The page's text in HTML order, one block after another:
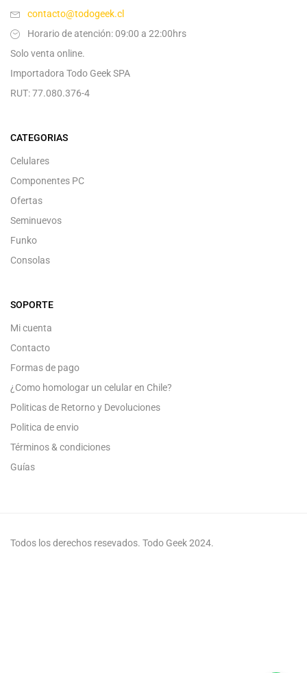
contacto@todogeek.cl
Horario de atención: 09:00 a 22:00hrs
Solo venta online.
Importadora Todo Geek SPA
RUT: 77.080.376-4
CATEGORIAS
Celulares
Componentes PC
Ofertas
Seminuevos
Funko
Consolas
SOPORTE
Mi cuenta
Contacto
Formas de pago
¿Como homologar un celular en Chile?
Politicas de Retorno y Devoluciones
Politica de envio
Términos & condiciones
Guías
Todos los derechos resevados. Todo Geek 2024.